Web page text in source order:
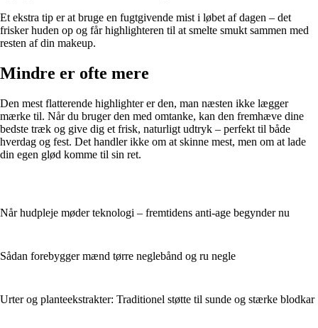
Et ekstra tip er at bruge en fugtgivende mist i løbet af dagen – det
frisker huden op og får highlighteren til at smelte smukt sammen med
resten af din makeup.
Mindre er ofte mere
Den mest flatterende highlighter er den, man næsten ikke lægger
mærke til. Når du bruger den med omtanke, kan den fremhæve dine
bedste træk og give dig et frisk, naturligt udtryk – perfekt til både
hverdag og fest. Det handler ikke om at skinne mest, men om at lade
din egen glød komme til sin ret.
Når hudpleje møder teknologi – fremtidens anti-age begynder nu
Sådan forebygger mænd tørre neglebånd og ru negle
Urter og planteekstrakter: Traditionel støtte til sunde og stærke blodkar